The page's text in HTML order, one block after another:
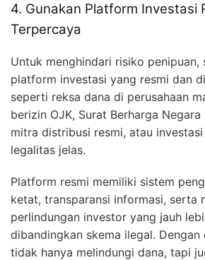
4. Gunakan Platform Investasi
Terpercaya
Untuk menghindari risiko penipuan,
platform investasi yang resmi dan
seperti reksa dana di perusahaan
berizin OJK, Surat Berharga Negara
mitra distribusi resmi, atau
legalitas jelas.
Platform resmi memiliki sistem
ketat, transparansi informasi, serta
perlindungan investor yang jauh
dibandingkan skema ilegal. Dengan
tidak hanya melindungi dana, tapi